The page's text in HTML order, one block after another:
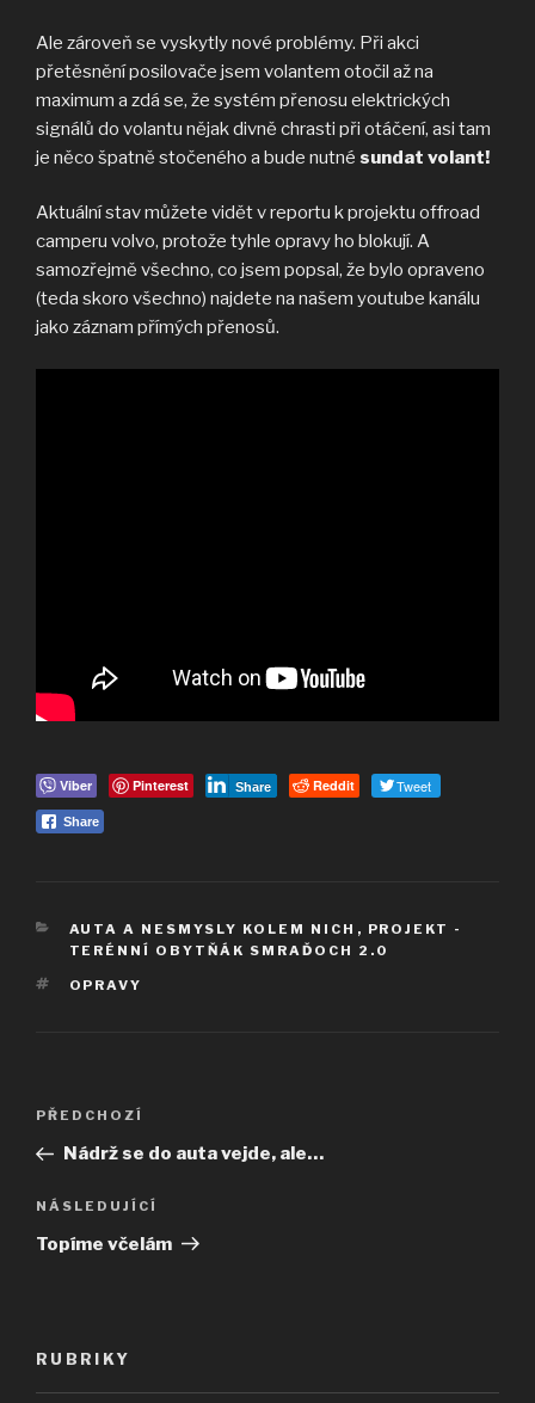
Ale zároveň se vyskytly nové problémy. Při akci
přetěsnění posilovače jsem volantem otočil až na
maximum a zdá se, že systém přenosu elektrických
signálů do volantu nějak divně chrasti při otáčení, asi tam
je něco špatně stočeného a bude nutné sundat volant!
Aktuální stav můžete vidět v reportu k projektu offroad
camperu volvo, protože tyhle opravy ho blokují. A
samozřejmě všechno, co jsem popsal, že bylo opraveno
(teda skoro všechno) najdete na našem youtube kanálu
jako záznam přímých přenosů.
Viber Pinterest Share Reddit Tweet
Share
RUBRIKY
AUTA A NESMYSLY KOLEM NICH , PROJEKT -
TERÉNNÍ OBYTŇÁK SMRAĎOCH 2.0
ŠTÍTKY
OPRAVY
Navigace
příspěvek
Předchozí
příspěvek
PŘEDCHOZÍ
Nádrž se do auta vejde, ale…
Následující
příspěvek
NÁSLEDUJÍCÍ
Topíme včelám
RUBRIKY